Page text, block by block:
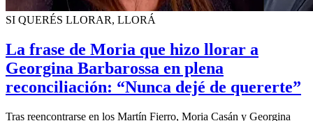
SI QUERÉS LLORAR, LLORÁ
La frase de Moria que hizo llorar a
Georgina Barbarossa en plena
reconciliación: “Nunca dejé de quererte”
Tras reencontrarse en los Martín Fierro, Moria Casán y Georgina